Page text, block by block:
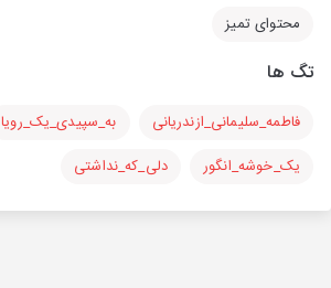
محتوای تمیز
تگ ها
فاطمه_سلیمانی_ازندریانی
به_سپیدی_یک_رویا
یک_خوشه_انگور
دلی_که_نداشتی